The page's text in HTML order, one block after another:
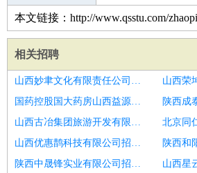
本文链接：http://www.qsstu.com/
相关招聘
山西妙聿文化有限责任公司招聘血透室护士
国药控股国大药房山西益源连锁有限公司孝义三贤店招聘护士
山西古冶集团旅游开发有限公司招聘精神科护士
山西优惠鹊科技有限公司招聘口腔护士,护士
陕西中晟锋实业有限公司招聘血透护士